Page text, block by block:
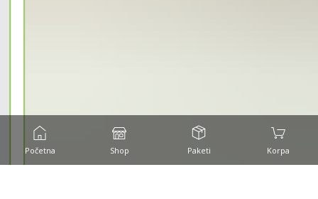
Početna Shop Paketi Korpa